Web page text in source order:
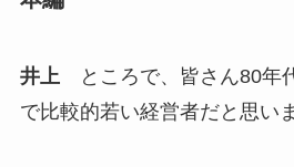
井上 ところで、皆さん80年
で比較的若い経営者だと思い